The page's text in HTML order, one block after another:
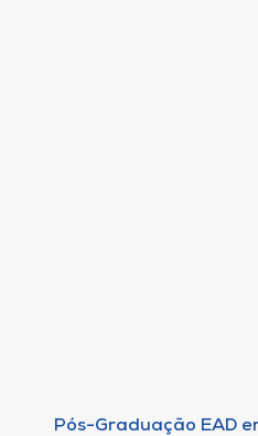
Pós-Graduação EAD